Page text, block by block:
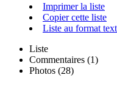
Imprimer la liste
Copier cette liste
Liste au format
Liste
Commentaires (1)
Photos (28)